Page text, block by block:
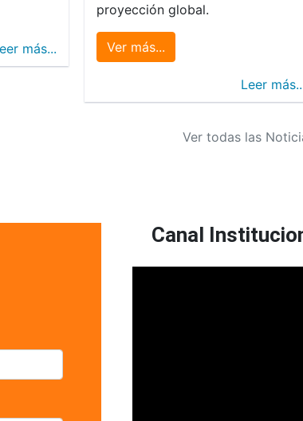
más...
proyección global.
Ver más...
Leer
Ver todas las
Canal